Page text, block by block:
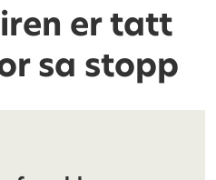
er tatt
sa stopp